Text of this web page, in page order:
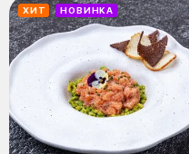
ХИТ НОВИНКА